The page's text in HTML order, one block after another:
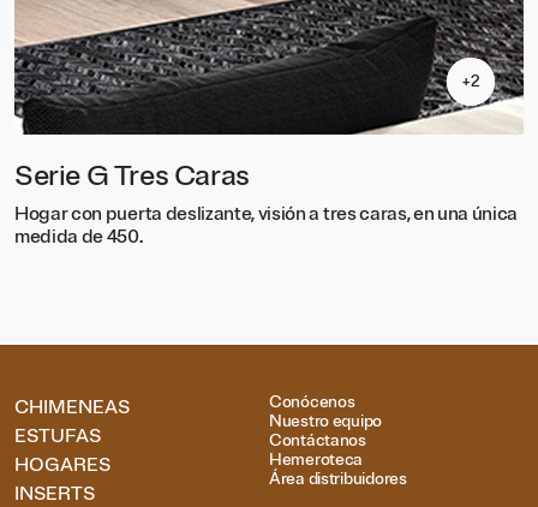
+2
+2
Serie G Tres Caras
Hogar con puerta deslizante, visión a tres caras, en una única
medida de 450.
CHIMENEAS
ESTUFAS
HOGARES
INSERTS
Conócenos
Nuestro equipo
Contáctanos
Hemeroteca
Área distribuidores